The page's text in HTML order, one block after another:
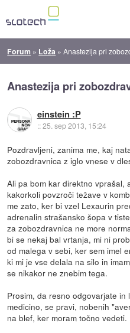
Forum » Loža »Anastezija pri
Anastezija pri
einstein :P
::25. sep 2013, 15:24
Pozdravljeni, zanima me, kaj
zobozdravnica z iglo vnese v
Ali pa bom kar direktno vprašal,
kakorkoli povzroči težave v
me zato, ker bi vzel Lexaurin
adrenalin strašansko šopa v
za zobozdravnica ne more
bi se nekaj bal vrtanja, mi ni
od malega v sebi, ker sem imel
ki mi je vse delala na silo in
se nikakor ne znebim tega.
Prosim, da resno odgovarjate in
medicino, se pravi, nobenih
na blef, ker moram točno vedeti.